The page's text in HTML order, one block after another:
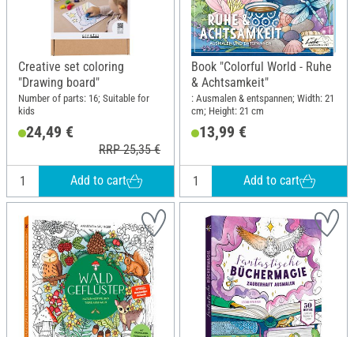
Creative set coloring
"Drawing board"
Number of parts: 16; Suitable for
kids
24,49 €
RRP 25,35 €
Add to cart
Book "Colorful World - Ruhe
& Achtsamkeit"
: Ausmalen & entspannen; Width: 21
cm; Height: 21 cm
13,99 €
Add to cart